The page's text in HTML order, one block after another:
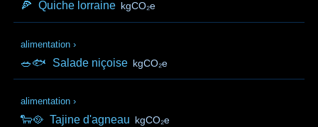
🍕 Quiche lorraine kgCO₂e
alimentation ›
🥗🐟 Salade niçoise kgCO₂e
alimentation ›
🐑🥘 Tajine d'agneau kgCO₂e